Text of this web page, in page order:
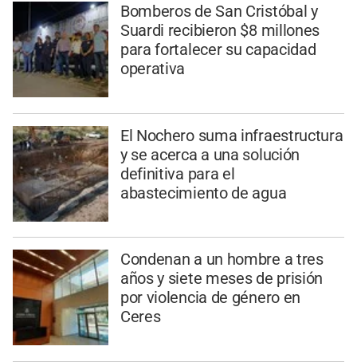
Bomberos de San Cristóbal y
Suardi recibieron $8 millones
para fortalecer su capacidad
operativa
El Nochero suma infraestructura
y se acerca a una solución
definitiva para el
abastecimiento de agua
Condenan a un hombre a tres
años y siete meses de prisión
por violencia de género en
Ceres